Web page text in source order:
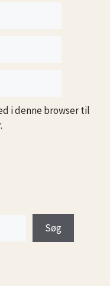
i denne browser til
Søg